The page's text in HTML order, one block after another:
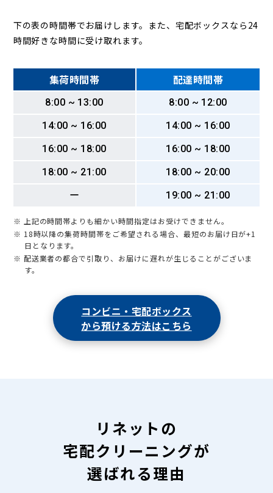
下の表の時間帯でお届けします。また、宅配ボックスなら24
時間好きな時間に受け取れます。
集荷時間帯 配達時間帯
8:00 ~ 13:00
8:00 ~ 12:00
14:00 ~ 16:00
14:00 ~ 16:00
16:00 ~ 18:00
16:00 ~ 18:00
18:00 ~ 21:00
18:00 ~ 20:00
ー
19:00 ~ 21:00
※ 上記の時間帯よりも細かい時間指定はお受けできません。
※ 18時以降の集荷時間帯をご希望される場合、最短のお届け日が+1
日となります。
※ 配送業者の都合で引取り、お届けに遅れが生じることがございま
す。
コンビニ・宅配ボックス
から預ける方法はこちら
リネットの
宅配クリーニングが
選ばれる理由